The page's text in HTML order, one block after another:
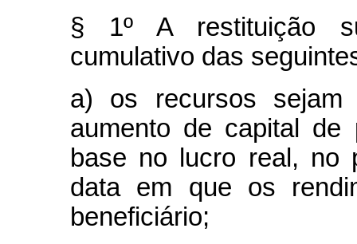
§ 1º A restituição
cumulativo das
a) os recursos sejam
aumento de capital de
base no lucro real, no
data em que os
beneficiário;